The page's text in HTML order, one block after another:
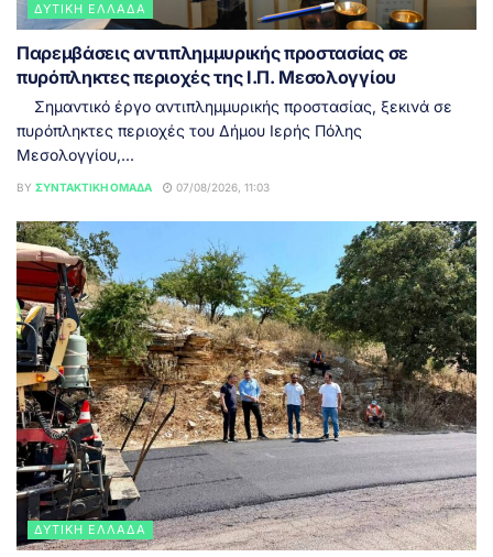
ΔΥΤΙΚΉ ΕΛΛΆΔΑ
Παρεμβάσεις αντιπλημμυρικής προστασίας σε
πυρόπληκτες περιοχές της Ι.Π. Μεσολογγίου
Σημαντικό έργο αντιπλημμυρικής προστασίας, ξεκινά σε
πυρόπληκτες περιοχές του Δήμου Ιερής Πόλης
Μεσολογγίου,...
BY ΣΥΝΤΑΚΤΙΚΉ ΟΜΆΔΑ 07/08/2026, 11:03
ΔΥΤΙΚΉ ΕΛΛΆΔΑ